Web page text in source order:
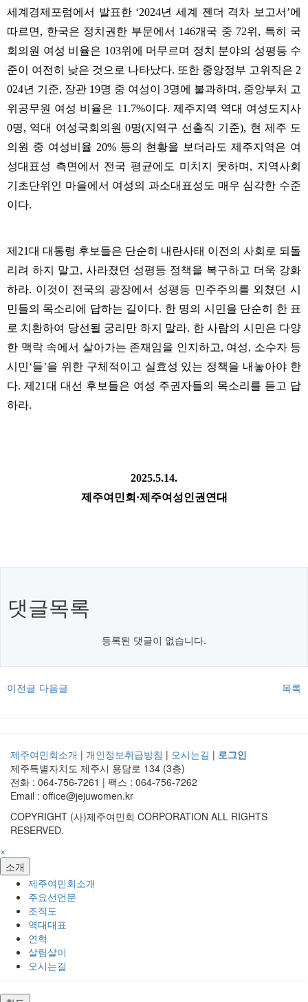
세계경제포럼에서 발표한 ‘2024년 세계 젠더 격차 보고서 ’에
따르면 , 한국은 정치권한 부문에서 146개국 중 72위 , 특히 국
회의원 여성 비율은 103위에 머무르며 정치 분야의 성평등 수
준이 여전히 낮은 것으로 나타났다. 또한 중앙정부 고위직은 2
024년 기준, 장관 19명 중 여성이 3명에 불과하며 , 중앙부처 고
위공무원 여성 비율은 11.7%이다. 제주지역 역대 여성도지사
0명, 역대 여성국회의원 0명(지역구 선출직 기준), 현 제주 도
의원 중 여성비율 20% 등의 현황을 보더라도 제주지역은 여
성대표성 측면에서 전국 평균에도 미치지 못하며 , 지역사회
기초단위인 마을에서 여성의 과소대표성도 매우 심각한 수준
이다.
제 21대 대통령 후보들은 단순히 내란사태 이전의 사회로 되돌
리려 하지 말고, 사라졌던 성평등 정책을 복구하고 더욱 강화
하라. 이것이 전국의 광장에서 성평등 민주주의를 외쳤던 시
민들의 목소리에 답하는 길이다. 한 명의 시민을 단순히 한 표
로 치환하여 당선될 궁리만 하지 말라. 한 사람의 시민은 다양
한 맥락 속에서 살아가는 존재임을 인지하고, 여성, 소수자 등
시민‘들’을 위한 구체적이고 실효성 있는 정책을 내놓아야 한
다. 제 21대 대선 후보들은 여성 주권자들의 목소리를 듣고 답
하라.
2025.5.14.
제주여민회 ·제주여성인권연대
댓글목록
등록된 댓글이 없습니다.
이전글 다음글 목록
제주여민회소개 | 개인정보취급방침 | 오시는길 | 로그인
제주특별자치도 제주시 용담로 134 (3층)
전화 : 064-756-7261 | 팩스 : 064-756-7262
Email : office@jejuwomen.kr
COPYRIGHT (사)제주여민회 CORPORATION ALL RIGHTS
RESERVED.
×
소개
제주여민회소개
주요선언문
조직도
역대대표
연혁
살림살이
오시는길